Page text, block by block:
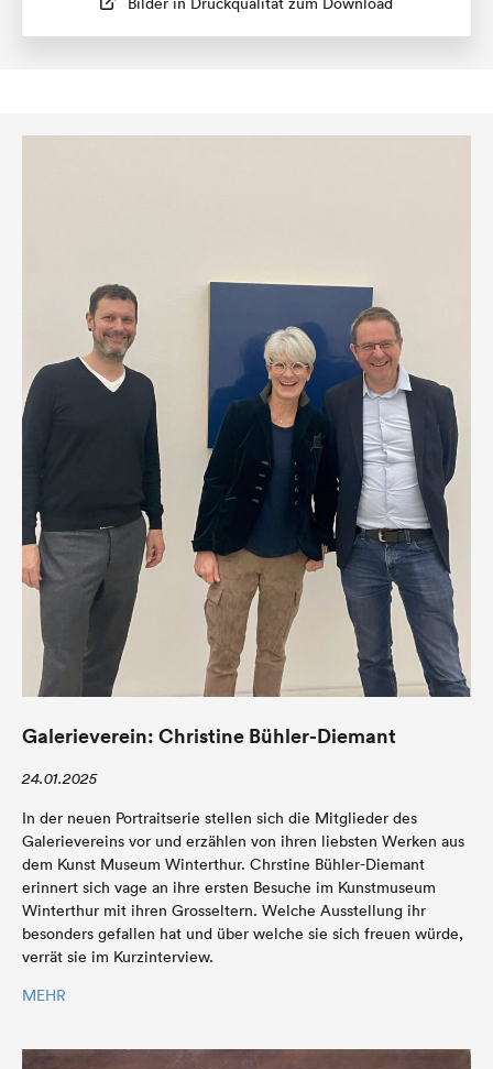
Galerieverein: Christine Bühler-Diemant
24.01.2025
In der neuen Portraitserie stellen sich die Mitglieder des
Galerievereins vor und erzählen von ihren liebsten Werken aus
dem Kunst Museum Winterthur. Chrstine Bühler-Diemant
erinnert sich vage an ihre ersten Besuche im Kunstmuseum
Winterthur mit ihren Grosseltern. Welche Ausstellung ihr
besonders gefallen hat und über welche sie sich freuen würde,
verrät sie im Kurzinterview.
MEHR